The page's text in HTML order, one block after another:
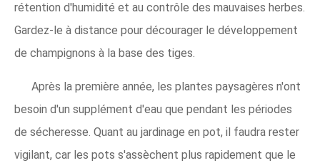
rétention d'humidité et au contrôle des mauvaises herbes.
Gardez-le à distance pour décourager le développement
de champignons à la base des tiges.
Après la première année, les plantes paysagères n'ont
besoin d'un supplément d'eau que pendant les périodes
de sécheresse. Quant au jardinage en pot, il faudra rester
vigilant, car les pots s'assèchent plus rapidement que le